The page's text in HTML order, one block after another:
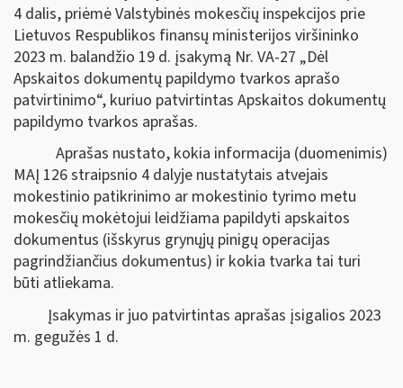
4 dalis, priėmė Valstybinės mokesčių inspekcijos prie
Lietuvos Respublikos finansų ministerijos viršininko
2023 m. balandžio 19 d. įsakymą Nr. VA-27 „Dėl
Apskaitos dokumentų papildymo tvarkos aprašo
patvirtinimo“, kuriuo patvirtintas Apskaitos dokumentų
papildymo tvarkos aprašas.
Aprašas nustato, kokia informacija (duomenimis)
MAĮ 126 straipsnio 4 dalyje nustatytais atvejais
mokestinio patikrinimo ar mokestinio tyrimo metu
mokesčių mokėtojui leidžiama papildyti apskaitos
dokumentus (išskyrus grynųjų pinigų operacijas
pagrindžiančius dokumentus) ir kokia tvarka tai turi
būti atliekama.
Įsakymas ir juo patvirtintas aprašas įsigalios 2023
m. gegužės 1 d.